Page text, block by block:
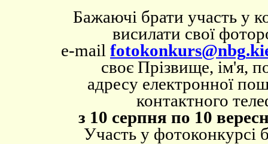
Бажаючі брати участь у
висилати свої
e-maіl fotokonkurs@nbg.
своє Прізвище, ім'я,
адресу електронної
контактного
з 10 серпня по 10
Участь у фотоконкурсі